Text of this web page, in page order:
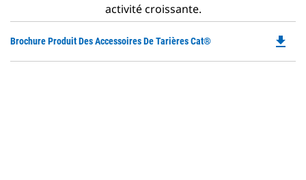
activité croissante.
Brochure Produit Des Accessoires De Tarières Cat® file_download